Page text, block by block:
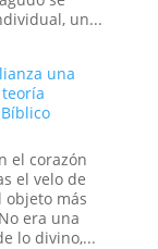
un...
una
el corazón
el velo de
objeto más
era una
lo divino,...